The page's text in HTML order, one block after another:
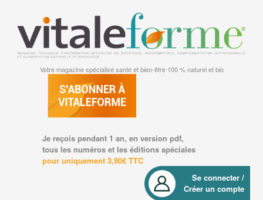
Votre magazine spécialisé santé et bien-être 100 % naturel et bio
Je reçois pendant 1 an, en version pdf,
tous les numéros et les éditions spéciales
pour uniquement 3,90€ TTC
Se connecter /
Créer un compte